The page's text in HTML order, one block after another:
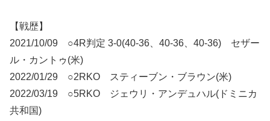
【戦歴】
2021/10/09 ○4R判定 3-0(40-36、40-36、40-36) セザー
ル・カントゥ(米)
2022/01/29 ○2RKO スティーブン・ブラウン(米)
2022/03/19 ○5RKO ジェウリ・アンデュハル(ドミニカ
共和国)